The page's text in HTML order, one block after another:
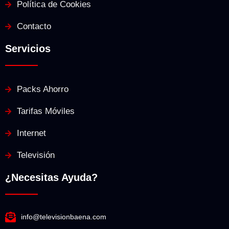
Política de Cookies
Contacto
Servicios
Packs Ahorro
Tarifas Móviles
Internet
Televisión
¿Necesitas Ayuda?
info@televisionbaena.com